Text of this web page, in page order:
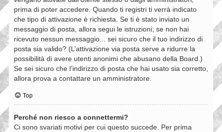
prima di poter accedere. Quando ti registri ti verrà indicato
che tipo di attivazione è richiesta. Se ti è stato inviato un
messaggio di posta, allora segui le istruzioni; se non hai
ricevuto nessun messaggio... sei sicuro che il tuo indirizzo di
posta sia valido? (L’attivazione via posta serve a ridurre la
possibilità di avere utenti anonimi che abusano della Board.)
Se sei sicuro che l’indirizzo di posta che hai usato sia corretto,
allora prova a contattare un amministratore.
Top
Perché non riesco a connettermi?
Ci sono svariati motivi per cui questo succede. Per prima